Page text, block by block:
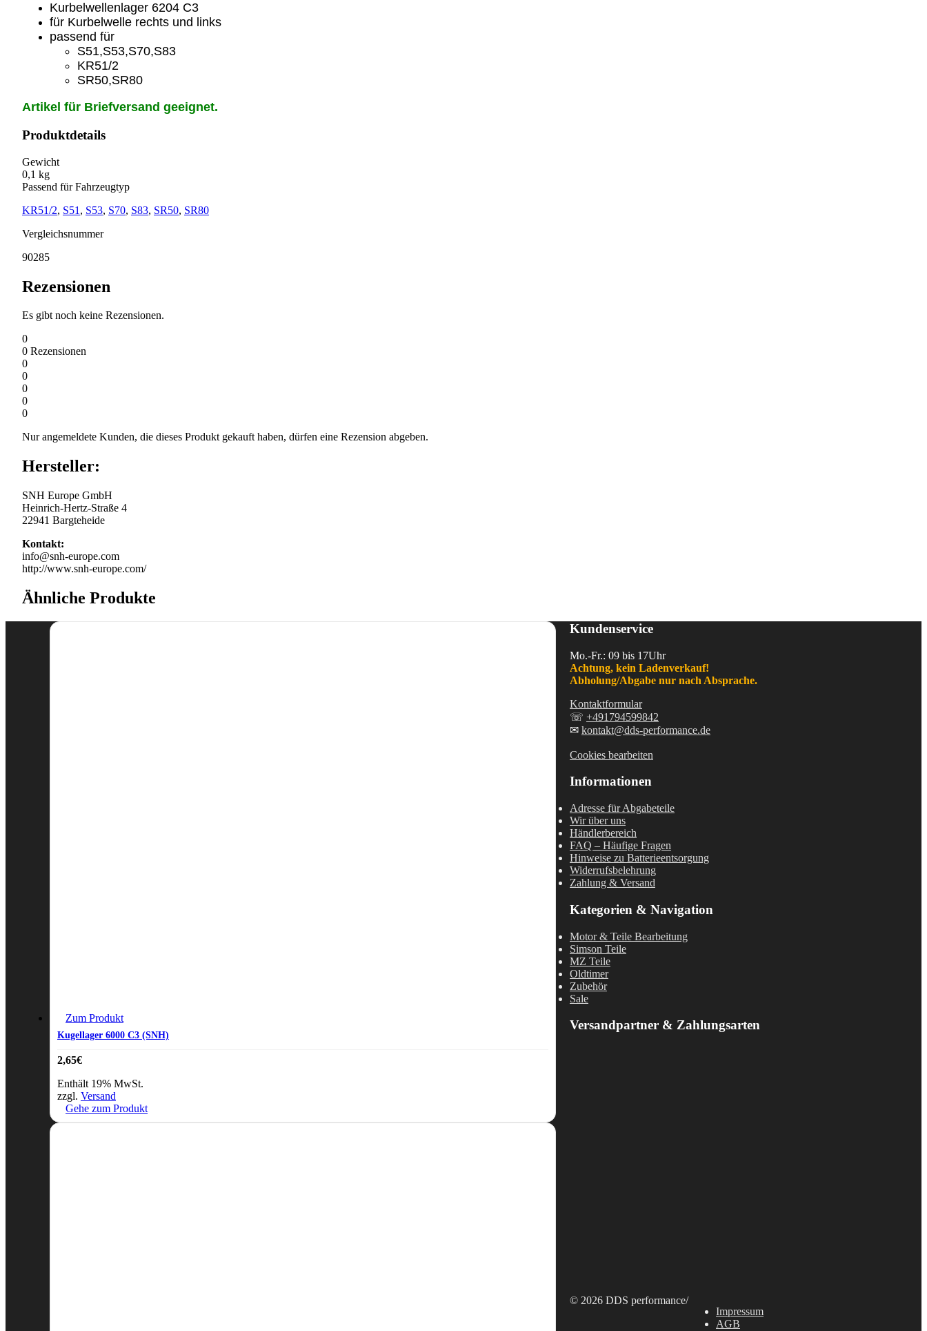
Kurbelwellenlager 6204 C3
für Kurbelwelle rechts und links
passend für
S51,S53,S70,S83
KR51/2
SR50,SR80
Artikel für Briefversand geeignet.
Produktdetails
Gewicht
0,1 kg
Passend für Fahrzeugtyp
KR51/2, S51 , S53, S70, S83, SR50, SR80
Vergleichsnummer
90285
Rezensionen
Es gibt noch keine Rezensionen.
0
0 Rezensionen
0
0
0
0
0
Nur angemeldete Kunden, die dieses Produkt gekauft haben, dürfen eine Rezension abgeben.
Hersteller:
SNH Europe GmbH
Heinrich-Hertz-Straße 4
22941 Bargteheide
Kontakt:
info@snh-europe.com
http://www.snh-europe.com/
Ähnliche Produkte
Zum Produkt
Kugellager 6000 C3 (SNH)
2,65€
Enthält 19% MwSt.
zzgl. Versand
Gehe zum Produkt
Kundenservice
Mo.-Fr.: 09 bis 17Uhr
Achtung, kein Ladenverkauf!
Abholung/Abgabe nur nach Absprache.
Kontaktformular
☏ +491794599842
✉ kontakt@dds-performance.de
Cookies bearbeiten
Informationen
Adresse für Abgabeteile
Wir über uns
Händlerbereich
FAQ – Häufige Fragen
Hinweise zu Batterieentsorgung
Widerrufsbelehrung
Zahlung & Versand
Kategorien & Navigation
Motor & Teile Bearbeitung
Simson Teile
MZ Teile
Oldtimer
Zubehör
Sale
Versandpartner & Zahlungsarten
© 2026 DDS performance/
Impressum
AGB